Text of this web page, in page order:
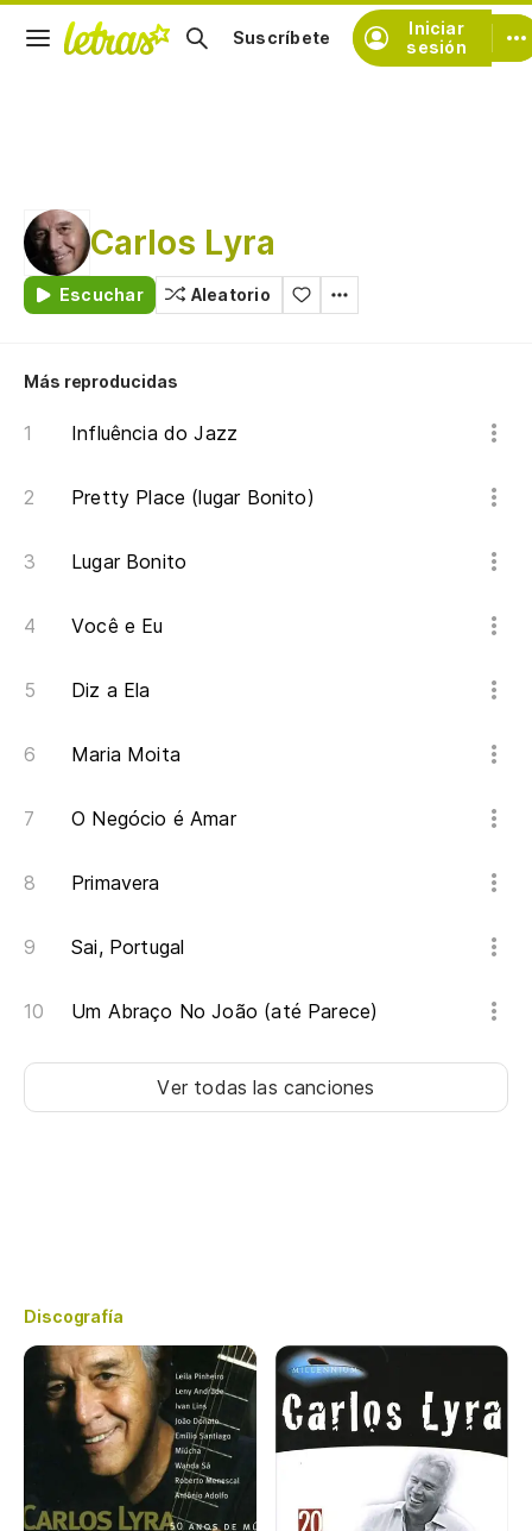
Iniciar
sesión
Suscríbete
Carlos Lyra
Escuchar Aleatorio
Más reproducidas
Influência do Jazz
Pretty Place (lugar Bonito)
Lugar Bonito
Você e Eu
Diz a Ela
Maria Moita
O Negócio é Amar
Primavera
Sai, Portugal
Um Abraço No João (até Parece)
Ver todas las canciones
Discografía